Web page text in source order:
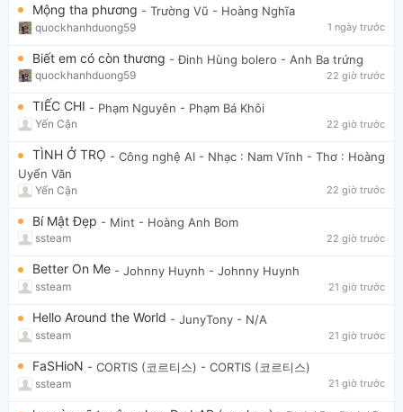
Mộng tha phương - Trường Vũ - Hoàng Nghĩa
quockhanhduong59 1 ngày trước
Biết em có còn thương - Đinh Hùng bolero - Anh Ba trứng
quockhanhduong59 22 giờ trước
TIẾC CHI - Phạm Nguyên - Phạm Bá Khôi
Yến Cận 22 giờ trước
TÌNH Ở TRỌ - Công nghệ AI - Nhạc : Nam Vĩnh - Thơ : Hoàng
Uyển Văn
Yến Cận 22 giờ trước
Bí Mật Đẹp - Mint - Hoàng Anh Bom
ssteam 22 giờ trước
Better On Me - Johnny Huynh - Johnny Huynh
ssteam 21 giờ trước
Hello Around the World - JunyTony - N/A
ssteam 21 giờ trước
FaSHioN - CORTIS (코르티스) - CORTIS (코르티스)
ssteam 21 giờ trước